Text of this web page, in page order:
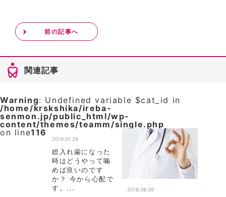
前の記事へ
関連記事
Warning: Undefined variable $cat_id in
/home/krskshika/ireba-
senmon.jp/public_html/wp-
content/themes/teamm/single.php
on line116
2019.01.29
総入れ歯になった
時はどうやって噛
めば良いのです
か？ 今から心配で
す。...
2018.08.09